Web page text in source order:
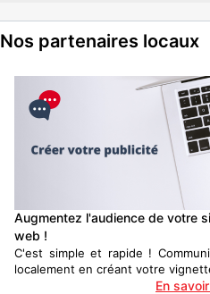
Nos partenaires locaux
Augmentez l'audience de votre
web !
C'est simple et rapide !
localement en créant votre
En